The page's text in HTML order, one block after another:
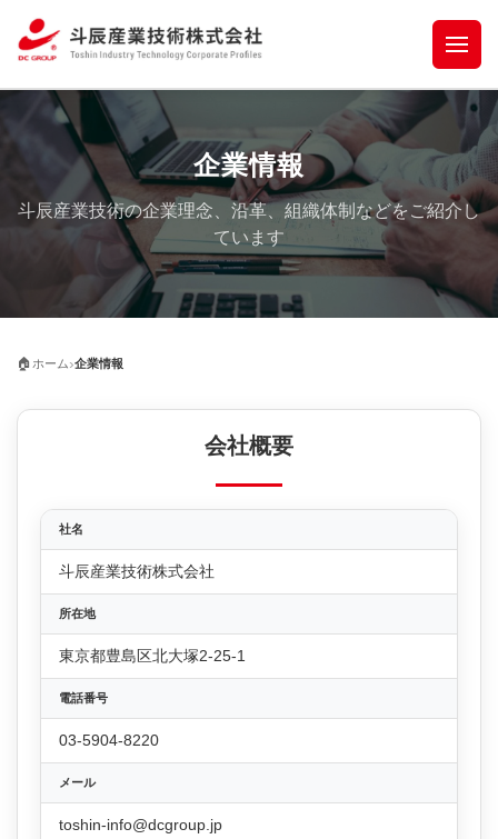
企業情報
斗辰産業技術の企業理念、沿革、組織体制などをご紹介し
ています
🏠 ホーム›企業情報
会社概要
社名
斗辰産業技術株式会社
所在地
東京都豊島区北大塚2-25-1
電話番号
03-5904-8220
メール
toshin-info@dcgroup.jp